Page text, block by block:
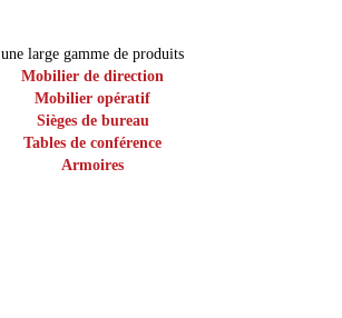
une large gamme de produits
Mobilier de direction
Mobilier opératif
Sièges de bureau
Tables de conférence
Armoires